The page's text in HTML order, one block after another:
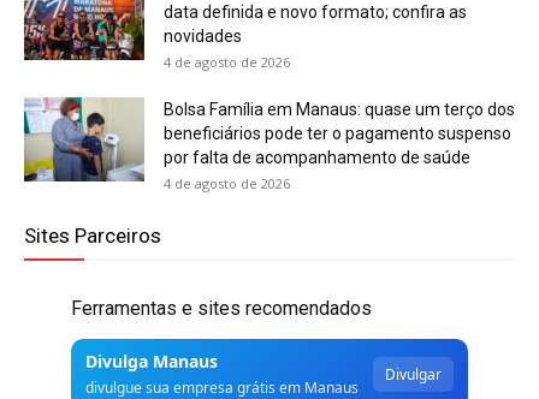
data definida e novo formato; confira as
novidades
4 de agosto de 2026
Bolsa Família em Manaus: quase um terço dos
beneficiários pode ter o pagamento suspenso
por falta de acompanhamento de saúde
4 de agosto de 2026
Sites Parceiros
Ferramentas e sites recomendados
Divulga Manaus
divulgue sua empresa grátis em Manaus
Divulgar